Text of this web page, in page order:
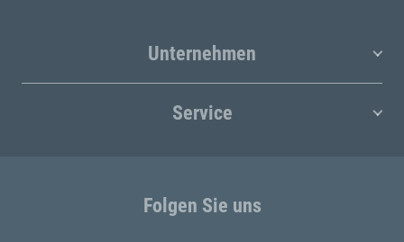
Unternehmen
Service
Folgen Sie uns